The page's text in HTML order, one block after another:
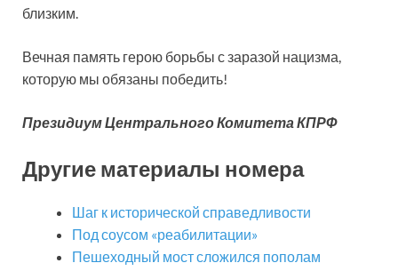
близким.
Вечная память герою борьбы с заразой нацизма,
которую мы обязаны победить!
Президиум Центрального Комитета КПРФ
Другие материалы номера
Шаг к исторической справедливости
Под соусом «реабилитации»
Пешеходный мост сложился пополам